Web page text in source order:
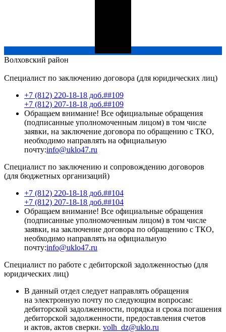
Волховский район
Специалист по заключению договора (для юридических лиц)
+7 (812) 220-18-18 доб.##109
+7 (812) 207-18-18 доб.##109
Обращаем внимание! Все официальные обращения
(подписанные уполномоченным лицом) в том числе
заявки, на заключение договора по обращению с ТКО,
необходимо направлять на официальную
почту:info@uklo47.ru
Специалист по заключению и сопровождению договоров
(для бюджетных организаций)
+7 (812) 220-18-18 доб.##104
+7 (812) 207-18-18 доб.##104
Обращаем внимание! Все официальные обращения
(подписанные уполномоченным лицом) в том числе
заявки, на заключение договора по обращению с ТКО,
необходимо направлять на официальную
почту:info@uklo47.ru
Специалист по работе с дебиторской задолженностью (для
юридических лиц)
В данный отдел следует направлять обращения
на электронную почту по следующим вопросам:
дебиторской задолженности, порядка и срока погашения
дебиторской задолженности, предоставления счетов
и актов, актов сверки. volh_dz@uklo.ru